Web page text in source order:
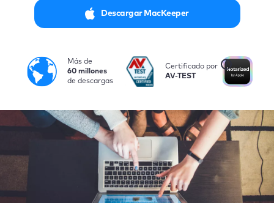
Descargar MacKeeper
Más de
60 millones
de descargas
i
Certificado por
AV-TEST